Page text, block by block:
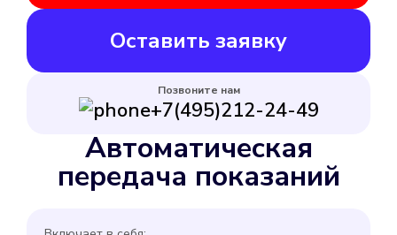
Автоматическая
передача показаний
Оставить заявку
Позвоните нам
+7(495)212-24-49